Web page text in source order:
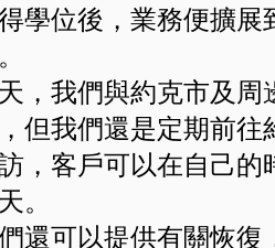
學位後，業務便擴
，我們與約克市及
但我們還是定期前
，客戶可以在自己
。
還可以提供有關恢